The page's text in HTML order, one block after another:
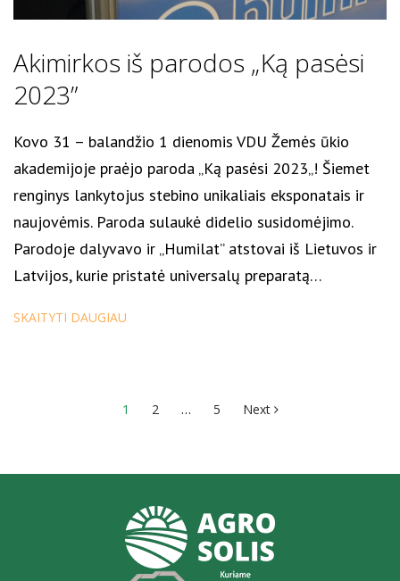
Akimirkos iš parodos „Ką pasėsi
2023”
Kovo 31 – balandžio 1 dienomis VDU Žemės ūkio
akademijoje praėjo paroda „Ką pasėsi 2023„! Šiemet
renginys lankytojus stebino unikaliais eksponatais ir
naujovėmis. Paroda sulaukė didelio susidomėjimo.
Parodoje dalyvavo ir „Humilat” atstovai iš Lietuvos ir
Latvijos, kurie pristatė universalų preparatą…
SKAITYTI DAUGIAU
1 2 … 5 Next